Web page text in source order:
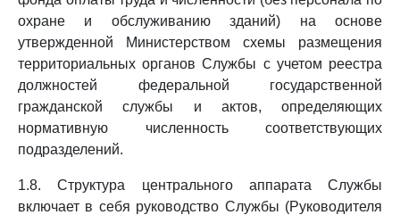
охране и обслуживанию зданий) на основе
утвержденной Министерством схемы размещения
территориальных органов Службы с учетом реестра
должностей федеральной государственной
гражданской службы и актов, определяющих
нормативную численность соответствующих
подразделений.
1.8. Структура центрального аппарата Службы
включает в себя руководство Службы (Руководителя